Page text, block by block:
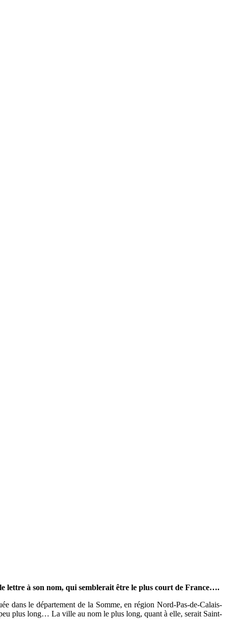
lettre à son nom, qui semblerait être le plus court de France….
dans le département de la Somme, en région Nord-Pas-de-Calais-
plus long… La ville au nom le plus long, quant à elle, serait Saint-